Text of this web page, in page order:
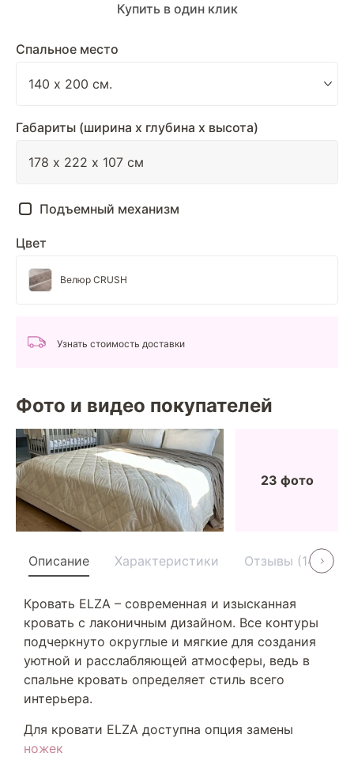
Спальное место
Габариты (ширина х глубина х высота)
Подъемный механизм
Цвет
Велюр CRUSH
Купить в один клик
Узнать стоимость доставки
Фото и видео покупателей
23 фото
Описание Характеристики Отзывы (14)
Кровать ELZA – современная и изысканная
кровать с лаконичным дизайном. Все контуры
подчеркнуто округлые и мягкие для создания
уютной и расслабляющей атмосферы, ведь в
спальне кровать определяет стиль всего
интерьера.
Для кровати ELZA доступна опция замены
ножек